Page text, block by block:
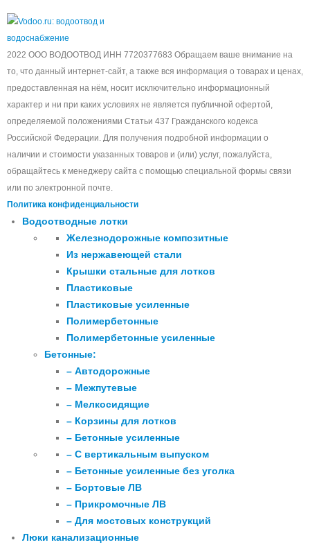
2022 ООО ВОДООТВОД ИНН 7720377683 Обращаем ваше внимание на
то, что данный интернет-сайт, а также вся информация о товарах и ценах,
предоставленная на нём, носит исключительно информационный
характер и ни при каких условиях не является публичной офертой,
определяемой положениями Статьи 437 Гражданского кодекса
Российской Федерации. Для получения подробной информации о
наличии и стоимости указанных товаров и (или) услуг, пожалуйста,
обращайтесь к менеджеру сайта с помощью специальной формы связи
или по электронной почте.
Политика конфиденциальности
Водоотводные лотки
Железнодорожные композитные
Из нержавеющей стали
Крышки стальные для лотков
Пластиковые
Пластиковые усиленные
Полимербетонные
Полимербетонные усиленные
Бетонные:
– Автодорожные
– Межпутевые
– Мелкосидящие
– Корзины для лотков
– Бетонные усиленные
– С вертикальным выпуском
– Бетонные усиленные без уголка
– Бортовые ЛВ
– Прикромочные ЛВ
– Для мостовых конструкций
Люки канализационные